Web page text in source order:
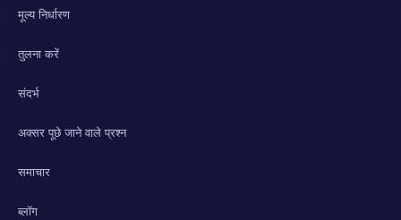
मूल्य निर्धारण
तुलना करें
संदर्भ
अक्सर पूछे जाने वाले प्रश्न
समाचार
ब्लॉग